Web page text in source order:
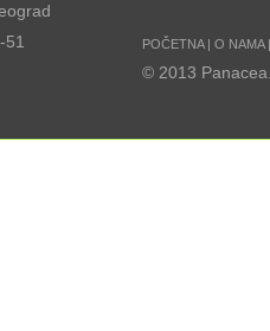
POČETNA| O NAMA
© 2013